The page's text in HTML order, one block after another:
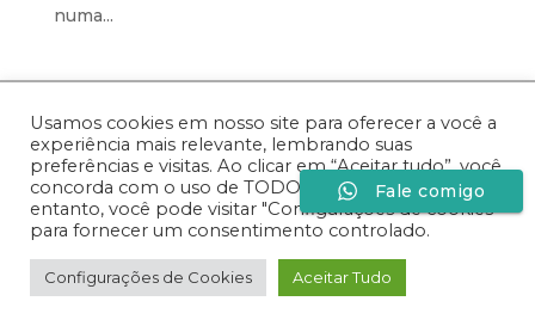
numa...
Desenvolvido por
Especiaria Comunicação Sob
Medida
Usamos cookies em nosso site para oferecer a você a
experiência mais relevante, lembrando suas
preferências e visitas. Ao clicar em “Aceitar tudo”, você
concorda com o uso de TODOS os cookies. No
entanto, você pode visitar "Configurações de cookies"
para fornecer um consentimento controlado.
Configurações de Cookies Aceitar Tudo
Fale comigo